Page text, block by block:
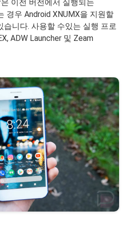
이전 버전에서 실행되는
경우 Android XNUMX을 지원할
습니다. 사용할 수있는 실행 프로
ADW Launcher 및 Zeam